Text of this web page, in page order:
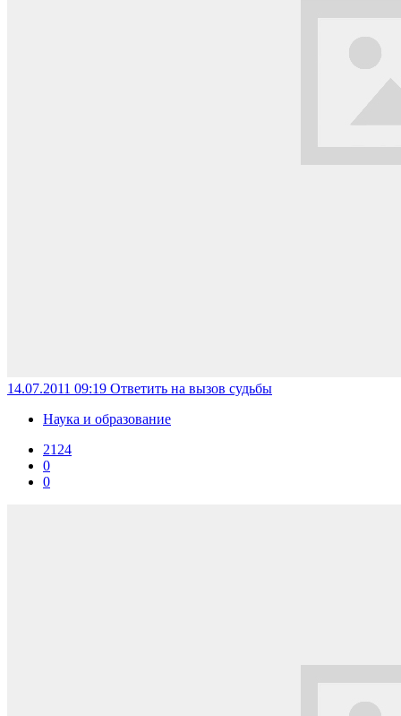
14.07.2011 09:19 Ответить на вызов судьбы
Наука и образование
2124
0
0